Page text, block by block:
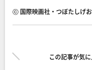
ⓒ 国際映画社・つぼたしげお
この記事が気